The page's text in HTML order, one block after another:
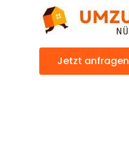
Jetzt anfragen